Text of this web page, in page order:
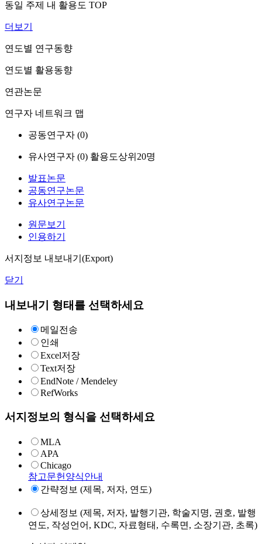
동일 주제 내 활용도 TOP
더보기
연도별 연구동향
연도별 활용동향
연관논문
연구자 네트워크 맵
공동연구자 (0)
유사연구자 (0) 활용도상위20명
발표논문
공동연구논문
유사연구논문
원문보기
인용하기
서지정보 내보내기(Export)
닫기
내보내기 형태를 선택하세요
메일전송
인쇄
Excel저장
Text저장
EndNote / Mendeley
RefWorks
서지정보의 형식을 선택하세요
MLA
APA
Chicago
참고문헌양식안내
간략정보 (제목, 저자, 연도)
상세정보 (제목, 저자, 발행기관, 학술지명, 권호, 발행
연도, 작성언어, KDC, 자료형태, 수록면, 소장기관, 초록)